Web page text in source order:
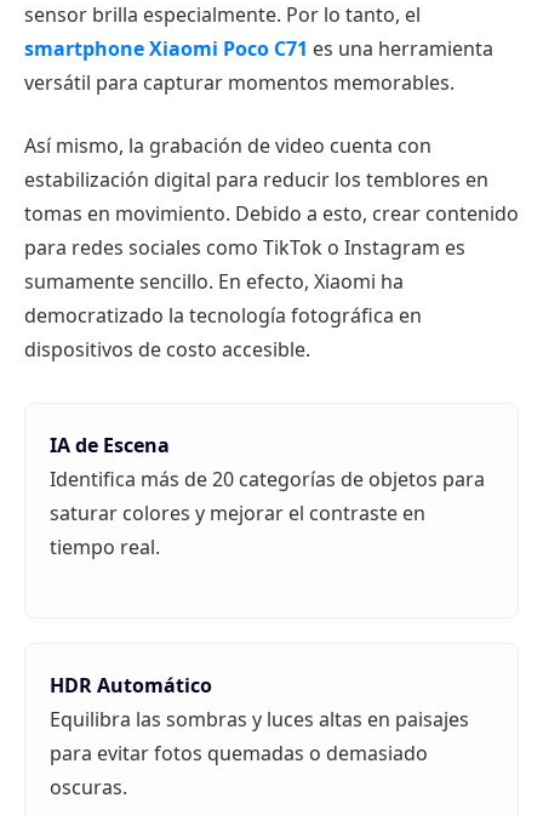
sensor brilla especialmente. Por lo tanto, el
smartphone Xiaomi Poco C71 es una herramienta
versátil para capturar momentos memorables.
Así mismo, la grabación de video cuenta con
estabilización digital para reducir los temblores en
tomas en movimiento. Debido a esto, crear contenido
para redes sociales como TikTok o Instagram es
sumamente sencillo. En efecto, Xiaomi ha
democratizado la tecnología fotográfica en
dispositivos de costo accesible.
IA de Escena
Identifica más de 20 categorías de objetos para
saturar colores y mejorar el contraste en
tiempo real.
HDR Automático
Equilibra las sombras y luces altas en paisajes
para evitar fotos quemadas o demasiado
oscuras.